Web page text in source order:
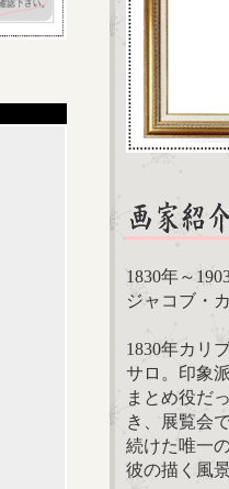
1830年～
ジャコブ・
1830年カリ
サロ。印象
まとめ役だ
き、展覧会
続けた唯一
彼の描く風